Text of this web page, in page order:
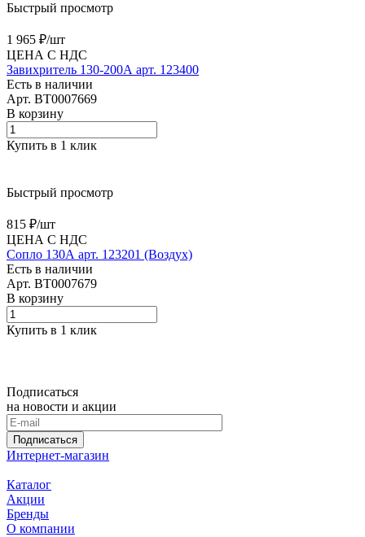
Быстрый просмотр
1 965 ₽/шт
ЦЕНА С НДС
Завихритель 130-200А арт. 123400
Есть в наличии
Арт. BT0007669
В корзину
Купить в 1 клик
Быстрый просмотр
815 ₽/шт
ЦЕНА С НДС
Сопло 130А арт. 123201 (Воздух)
Есть в наличии
Арт. BT0007679
В корзину
Купить в 1 клик
Подписаться
на новости и акции
Подписаться
Интернет-магазин
Каталог
Акции
Бренды
О компании